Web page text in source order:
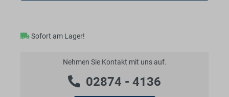
Sofort am Lager!
Nehmen Sie Kontakt mit uns auf.
02874 - 4136